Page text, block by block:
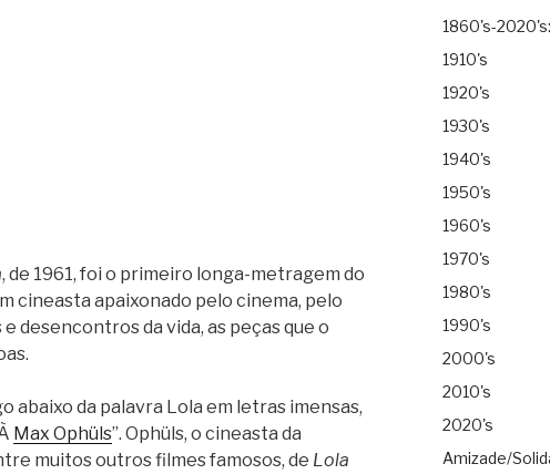
, de 1961, foi o primeiro longa-metragem do
cineasta apaixonado pelo cinema, pelo
desencontros da vida, as peças que o
abaixo da palavra Lola em letras imensas,
Max Ophüls”. Ophüls, o cineasta da
muitos outros filmes famosos, de Lola
1860's-
1910's
1920's
1930's
1940's
1950's
1960's
1970's
1980's
1990's
2000's
2010's
2020's
Amizade/